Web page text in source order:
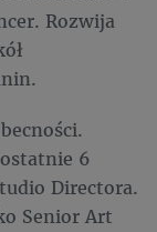
Rozwija
ostatnie 6
Directora.
Senior Art